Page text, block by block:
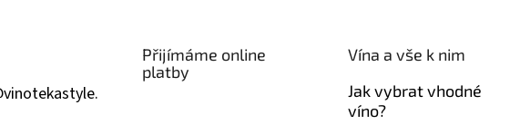
vinotekastyle.
Přijímáme online
platby
Vína a vše k nim
Jak vybrat vhodné
víno?